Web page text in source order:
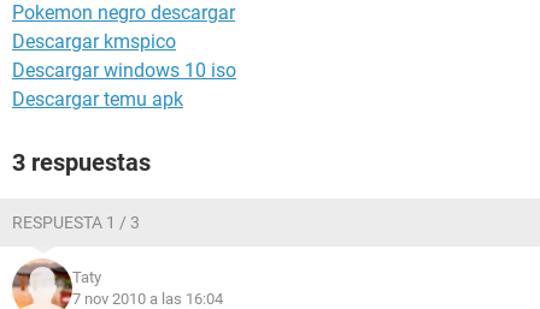
Pokemon negro descargar
Descargar kmspico
Descargar windows 10 iso
Descargar temu apk
3 respuestas
RESPUESTA 1 / 3
Taty
7 nov 2010 a las 16:04